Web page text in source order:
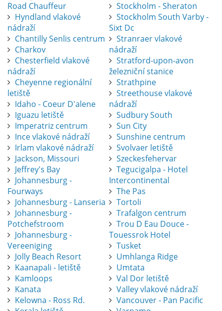
Road Chauffeur
Hyndland vlakové
nádraží
Chantilly Senlis centrum
Charkov
Chesterfield vlakové
nádraží
Cheyenne regionální
letiště
Idaho - Coeur D'alene
Iguazu letiště
Imperatriz centrum
Ince vlakové nádraží
Irlam vlakové nádraží
Jackson, Missouri
Jeffrey's Bay
Johannesburg -
Fourways
Johannesburg - Lanseria
Johannesburg -
Potchefstroom
Johannesburg -
Vereeniging
Jolly Beach Resort
Kaanapali - letiště
Kamloops
Kanata
Kelowna - Ross Rd.
Stockholm - Sheraton
Stockholm South Varby -
Sixt Dc
Stranraer vlakové
nádraží
Stratford-upon-avon
železniční stanice
Strathpine
Streethouse vlakové
nádraží
Sudbury South
Sun City
Sunshine centrum
Svolvaer letiště
Szeckesfehervar
Tegucigalpa - Hotel
Intercontinental
The Pas
Tortoli
Trafalgon centrum
Trou D Eau Douce -
Touessrok Hotel
Tusket
Umhlanga Ridge
Umtata
Val Dor letiště
Valley vlakové nádraží
Vancouver - Pan Pacific